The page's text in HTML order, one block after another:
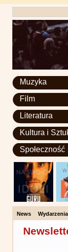
Muzyka
Film
Literatura
Kultura i
Społeczność
News Wydarzenia